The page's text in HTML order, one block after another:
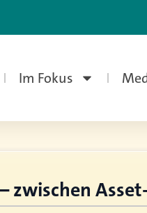
Im Fokus
zwischen